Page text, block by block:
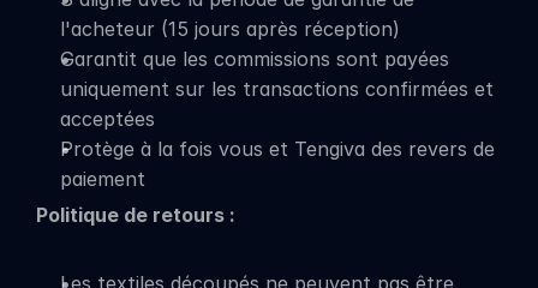
l'acheteur (15 jours après réception)
Garantit que les commissions sont payées
uniquement sur les transactions confirmées et
acceptées
Protège à la fois vous et Tengiva des revers de
paiement
Politique de retours :
Les textiles découpés ne peuvent pas être